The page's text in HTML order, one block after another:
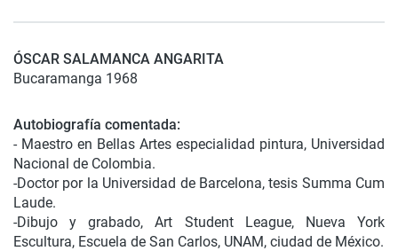
ÓSCAR SALAMANCA ANGARITA
Bucaramanga 1968
Autobiografía comentada:
- Maestro en Bellas Artes especialidad pintura, Universidad
Nacional de Colombia.
-Doctor por la Universidad de Barcelona, tesis Summa Cum
Laude.
-Dibujo y grabado, Art Student League, Nueva York
Escultura, Escuela de San Carlos, UNAM, ciudad de México.